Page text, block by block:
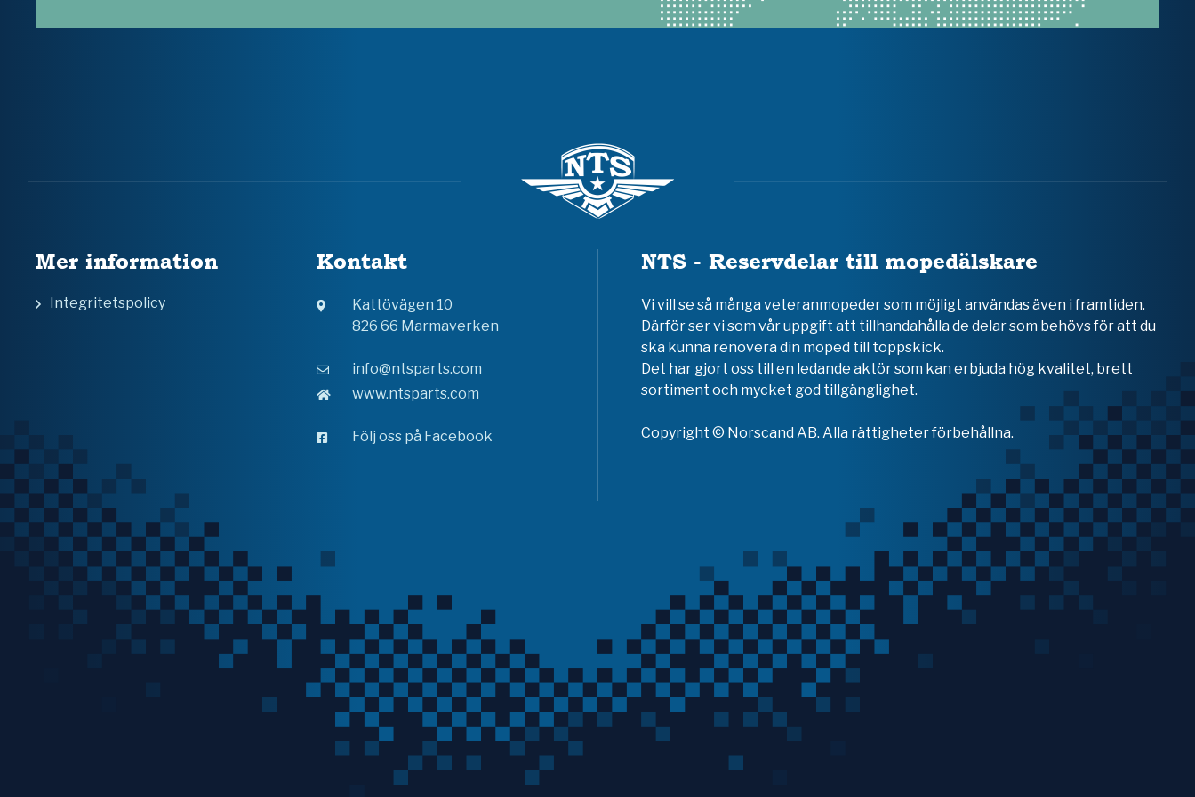
Mer information
Integritetspolicy
Kontakt
Kattövägen 10
826 66 Marmaverken
info@ntsparts.com
www.ntsparts.com
Följ oss på Facebook
NTS - Reservdelar till mopedälskare
Vi vill se så många veteranmopeder som möjligt användas även i framtiden.
Därför ser vi som vår uppgift att tillhandahålla de delar som behövs för att du
ska kunna renovera din moped till toppskick.
Det har gjort oss till en ledande aktör som kan erbjuda hög kvalitet, brett
sortiment och mycket god tillgänglighet.
Copyright © Norscand AB. Alla rättigheter förbehållna.